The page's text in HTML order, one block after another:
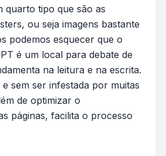
quarto tipo que são as
ou seja imagens bastante
podemos esquecer que o
é um local para debate de
na leitura e na escrita.
sem ser infestada por muitas
de optimizar o
páginas, facilita o processo